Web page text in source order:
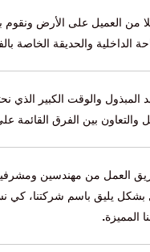
من العميل على الأرض
والحديقة الخاصة
المبذول والوقت الكبير
والتعاون بين الفرق
العمل من مهندسين
بشكل يليق باسم شركتنا، كي
المميزة.